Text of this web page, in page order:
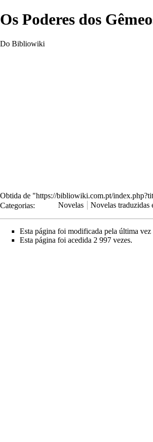
Os Poderes dos
Do Bibliowiki
Obtida de "https://bibliowiki.com.pt/
Categorias: Novelas Novelas traduzidas
Esta página foi modificada pela última
Esta página foi acedida 2 997 vezes.